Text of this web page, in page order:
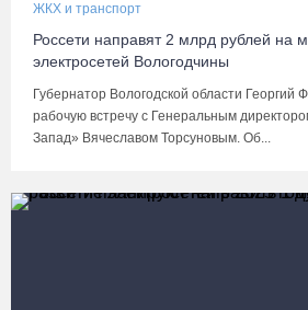
ЖКХ и транспорт
Россети направят 2 млрд рублей на
электросетей Вологодчины
Губернатор Вологодской области Георгий
рабочую встречу с Генеральным
Запад» Вячеславом Торсуновым. Об...